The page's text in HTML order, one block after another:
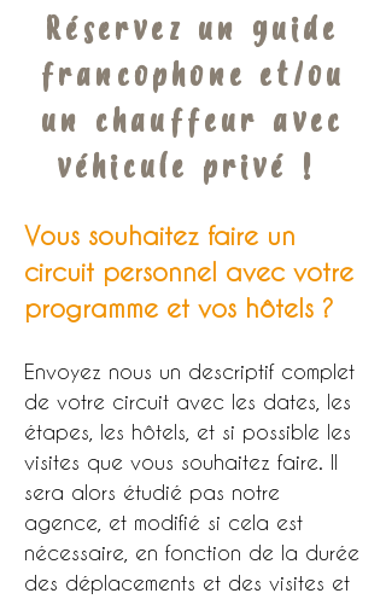
Réservez un guide
francophone et/ou
un chauffeur avec
véhicule privé !
Vous souhaitez faire un
circuit personnel avec votre
programme et vos hôtels ?
Envoyez nous un descriptif complet
de votre circuit avec les dates, les
étapes, les hôtels, et si possible les
visites que vous souhaitez faire. Il
sera alors étudié pas notre
agence, et modifié si cela est
nécessaire, en fonction de la durée
des déplacements et des visites et